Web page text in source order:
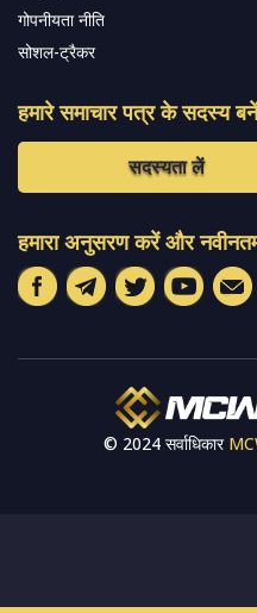
गोपनीयता नीति
सोशल-ट्रैकर
हमारे समाचार पत्र के सदस्य बनें
सदस्यता लें
हमारा अनुसरण करें और
© 2024 सर्वाधिकार